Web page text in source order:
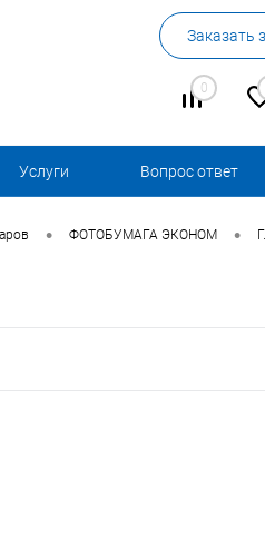
Заказать
0
Услуги Вопрос ответ
• ФОТОБУМАГА ЭКОНОМ •